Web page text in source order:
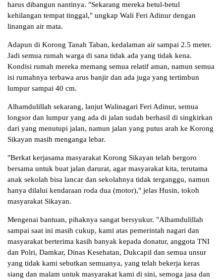
harus dibangun nantinya. "Sekarang mereka betul-betul
kehilangan tempat tinggal," ungkap Wali Feri Adinur dengan
linangan air mata.
Adapun di Korong Tanah Taban, kedalaman air sampai 2.5 meter.
Jadi semua rumah warga di sana tidak ada yang tidak kena.
Kondisi rumah mereka memang semua relatif aman, namun semua
isi rumahnya terbawa arus banjir dan ada juga yang tertimbun
lumpur sampai 40 cm.
Alhamdulillah sekarang, lanjut Walinagari Feri Adinur, semua
longsor dan lumpur yang ada di jalan sudah berhasil di singkirkan
dari yang menutupi jalan, namun jalan yang putus arah ke Korong
Sikayan masih menganga lebar.
"Berkat kerjasama masyarakat Korong Sikayan telah bergoro
bersama untuk buat jalan darurat, agar masyarakat kita, terutama
anak sekolah bisa lancar dan sekolahnya tidak terganggu, namun
hanya dilalui kendaraan roda dua (motor)," jelas Husin, tokoh
masyarakat Sikayan.
Mengenai bantuan, pihaknya sangat bersyukur. "Alhamdulillah
sampai saat ini masih cukup, kami atas pemerintah nagari dan
masyarakat berterima kasih banyak kepada donatur, anggota TNI
dan Polri, Damkar, Dinas Kesehatan, Dukcapil dan semua unsur
yang tidak kami sebutkan semuanya, yang telah bekerja keras
siang dan malam untuk masyarakat kami di sini, semoga jasa dan